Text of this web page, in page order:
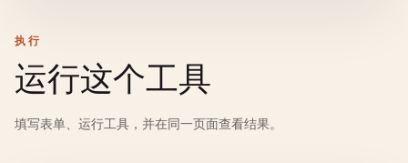
执行
运行这个工具
填写表单、运行工具，并在同一页面查看结果。